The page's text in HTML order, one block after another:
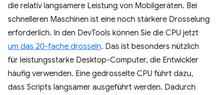
die relativ langsamere Leistung von Mobilgeräten. Bei
schnelleren Maschinen ist eine noch stärkere Drosselung
erforderlich. In den DevTools können Sie die CPU jetzt
um das 20-fache drosseln. Das ist besonders nützlich
für leistungsstarke Desktop-Computer, die Entwickler
häufig verwenden. Eine gedrosselte CPU führt dazu,
dass Scripts langsamer ausgeführt werden. Dadurch